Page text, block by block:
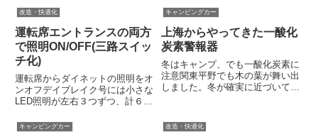
てばかりで前のような活気はあり
ません。少し寂しいまったりした
時間が流れていきます。しか
し、...
Toughが意外と使えて面白い。
GWにオランダ・ベルギーで撮影
した画像をアップしてみます。ウ
ルトラワイド...
改造・快適化
運転席エントランスの両方
で照明ON/OFF(三路スイッ
チ化)
運転席からダイネットの照明をオ
ンオフデイブレイク号には小さな
LED照明が左右３つずつ、計６か
メインには使えませんが補助的な
キャンピングカー
上海からやってきた一酸化
炭素警報器
冬はキャンプ、でも一酸化炭素に
注意関東平野でも木の葉が舞い出
しました。冬が確実に近づいてき
減ってきます。でも、ＦＦヒータ
ーなどを備えたキャンピングカー
キャンピングカー 改造・快適化